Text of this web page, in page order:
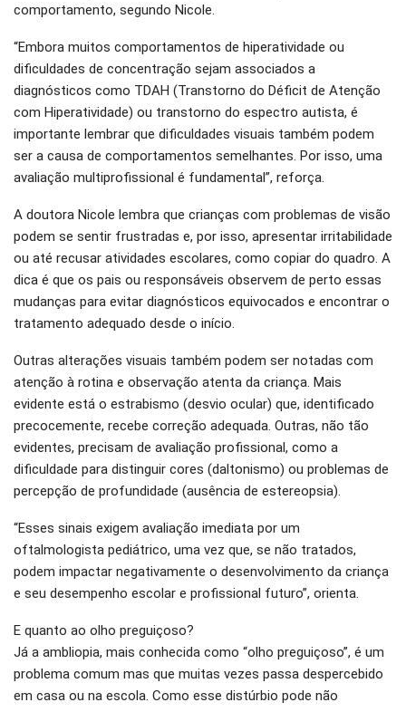
comportamento, segundo Nicole.
“Embora muitos comportamentos de hiperatividade ou
dificuldades de concentração sejam associados a
diagnósticos como TDAH (Transtorno do Déficit de Atenção
com Hiperatividade) ou transtorno do espectro autista, é
importante lembrar que dificuldades visuais também podem
ser a causa de comportamentos semelhantes. Por isso, uma
avaliação multiprofissional é fundamental”, reforça.
A doutora Nicole lembra que crianças com problemas de visão
podem se sentir frustradas e, por isso, apresentar irritabilidade
ou até recusar atividades escolares, como copiar do quadro. A
dica é que os pais ou responsáveis observem de perto essas
mudanças para evitar diagnósticos equivocados e encontrar o
tratamento adequado desde o início.
Outras alterações visuais também podem ser notadas com
atenção à rotina e observação atenta da criança. Mais
evidente está o estrabismo (desvio ocular) que, identificado
precocemente, recebe correção adequada. Outras, não tão
evidentes, precisam de avaliação profissional, como a
dificuldade para distinguir cores (daltonismo) ou problemas de
percepção de profundidade (ausência de estereopsia).
“Esses sinais exigem avaliação imediata por um
oftalmologista pediátrico, uma vez que, se não tratados,
podem impactar negativamente o desenvolvimento da criança
e seu desempenho escolar e profissional futuro”, orienta.
E quanto ao olho preguiçoso?
Já a ambliopia, mais conhecida como “olho preguiçoso”, é um
problema comum mas que muitas vezes passa despercebido
em casa ou na escola. Como esse distúrbio pode não